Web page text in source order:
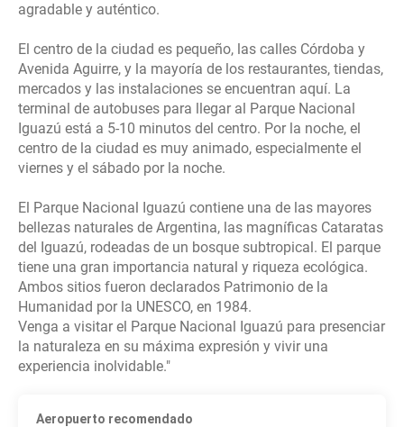
agradable y auténtico.
El centro de la ciudad es pequeño, las calles Córdoba y
Avenida Aguirre, y la mayoría de los restaurantes, tiendas,
mercados y las instalaciones se encuentran aquí. La
terminal de autobuses para llegar al Parque Nacional
Iguazú está a 5-10 minutos del centro. Por la noche, el
centro de la ciudad es muy animado, especialmente el
viernes y el sábado por la noche.
El Parque Nacional Iguazú contiene una de las mayores
bellezas naturales de Argentina, las magníficas Cataratas
del Iguazú, rodeadas de un bosque subtropical. El parque
tiene una gran importancia natural y riqueza ecológica.
Ambos sitios fueron declarados Patrimonio de la
Humanidad por la UNESCO, en 1984.
Venga a visitar el Parque Nacional Iguazú para presenciar
la naturaleza en su máxima expresión y vivir una
Aeropuerto recomendado